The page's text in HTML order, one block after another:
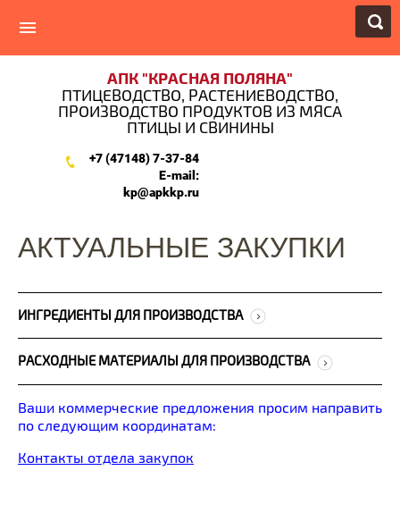
АПК "КРАСНАЯ ПОЛЯНА"
ПТИЦЕВОДСТВО, РАСТЕНИЕВОДСТВО,
ПРОИЗВОДСТВО ПРОДУКТОВ ИЗ МЯСА
ПТИЦЫ И СВИНИНЫ
+7 (47148) 7-37-84
E-mail:
kp@apkkp.ru
АКТУАЛЬНЫЕ ЗАКУПКИ
ИНГРЕДИЕНТЫ ДЛЯ ПРОИЗВОДСТВА
РАСХОДНЫЕ МАТЕРИАЛЫ ДЛЯ ПРОИЗВОДСТВА
Ваши коммерческие предложения просим направить
по следующим координатам:
Контакты отдела закупок